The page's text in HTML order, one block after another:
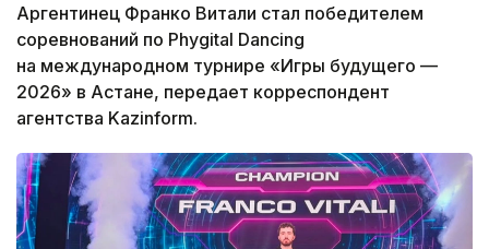
Аргентинец Франко Витали стал победителем
соревнований по Phygital Dancing
на международном турнире «Игры будущего —
2026» в Астане, передает корреспондент
агентства Kazinform.